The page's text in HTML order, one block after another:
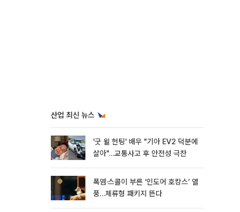
산업 최신 뉴스
'굿 윌 헌팅' 배우 "기아 EV2 덕분에
살아"…교통사고 후 안전성 극찬
폭염·스콜이 부른 ‘인도어 호캉스’ 열
풍…체류형 패키지 뜬다